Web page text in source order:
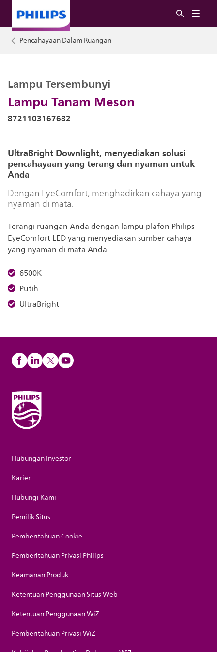
Pencahayaan Dalam Ruangan
Lampu Tanam Meson
Lampu Tersembunyi
8721103167682
UltraBright Downlight, menyediakan solusi
pencahayaan yang terang dan nyaman untuk
Anda
Dengan EyeComfort, menghadirkan cahaya yang
nyaman di mata.
Terangi ruangan Anda dengan lampu plafon Philips
EyeComfort LED yang menyediakan sumber cahaya
yang nyaman di mata Anda.
6500K
Putih
UltraBright
Hubungan Investor
Karier
Hubungi Kami
Pemilik Situs
Pemberitahuan Cookie
Pemberitahuan Privasi Philips
Keamanan Produk
Ketentuan Penggunaan Situs Web
Ketentuan Penggunaan WiZ
Pemberitahuan Privasi WiZ